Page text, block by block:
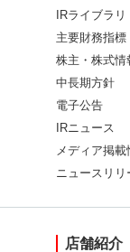
IRライブラリ
主要財務指標
株主・株式情
中長期方針
電子公告
IRニュース
メディア掲載
ニュースリリ
店舗紹介